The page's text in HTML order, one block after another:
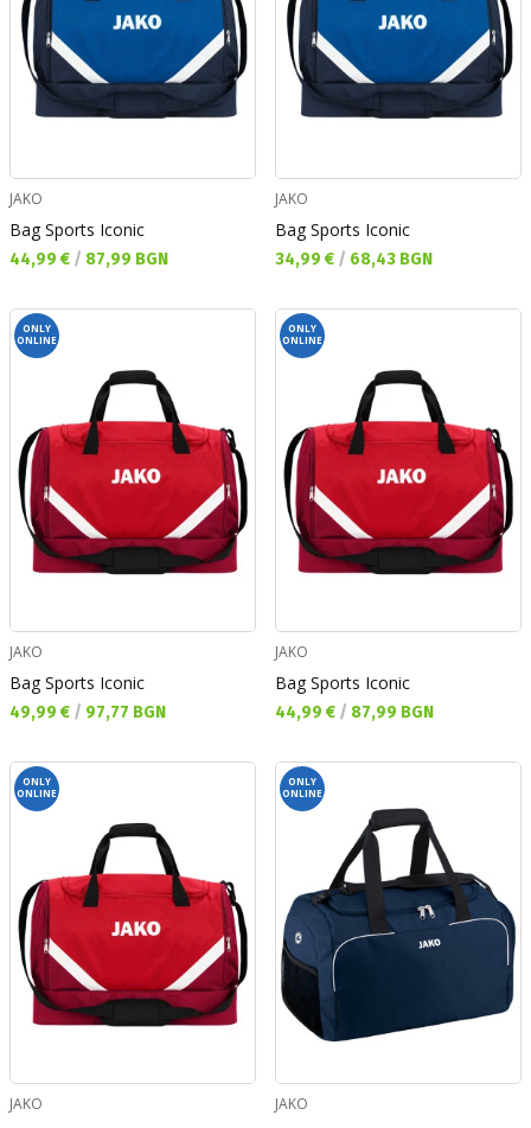
JAKO
Bag Sports Iconic
Текуща цена:
44,99 € / 87,99 BGN
JAKO
Bag Sports Iconic
Текуща цена:
34,99 € / 68,43 BGN
ONLY
ONLINE
JAKO
Bag Sports Iconic
Текуща цена:
49,99 € / 97,77 BGN
ONLY
ONLINE
JAKO
Bag Sports Iconic
Текуща цена:
44,99 € / 87,99 BGN
ONLY
ONLINE
JAKO
ONLY
ONLINE
JAKO